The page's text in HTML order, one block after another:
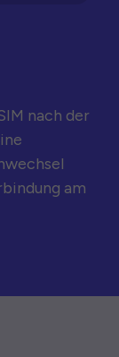
nach der
am